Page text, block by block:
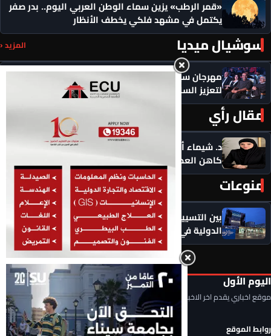
«قمر الرطب» يزين سماء الوطن العربي اليوم.. بدر صفر
يكتمل في مشهد فلكي يخطف الأنظار
سوشيال ميديا المزيد ‹
مهرجان سيمفوني للفنون يكرم رموزاً مؤثرة ويدعو
لتعزيز السلام
مقال رأي
د. شيماء أحمدين تكتب .. حين يصبح الذكاء الاصطناعي
كاهن العصر: هل نستبدل التأمل بالاستهلاك؟
منوعات المزيد ‹
بين التسييس وازدواجية المعايير.. المحكمة الجنائية
الدولية في مواجهة انتقادات عالمية متصاعدة
اليوم الأول
موقع اخباري يقدم اخر الاخبار المحلية والعربية والعالمية
روابط الموقع